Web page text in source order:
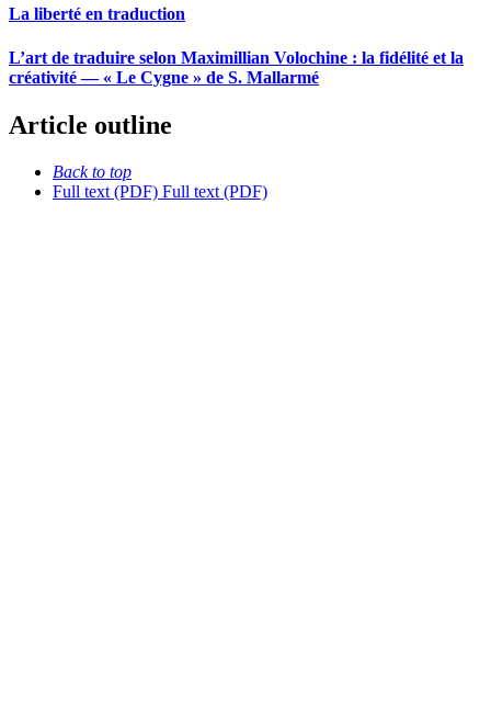
La liberté en traduction
L’art de traduire selon Maximillian Volochine : la fidélité et la
créativité — « Le Cygne » de S. Mallarmé
Article outline
Back to top
Full text (PDF) Full text (PDF)